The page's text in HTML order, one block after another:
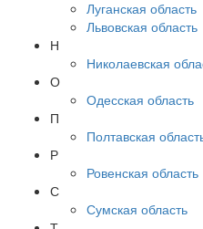
Луганская область
Львовская область
Н
Николаевская
О
Одесская область
П
Полтавская
Р
Ровенская область
С
Сумская область